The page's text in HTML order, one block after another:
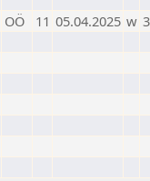
OÖ 11 05.04.2025 w